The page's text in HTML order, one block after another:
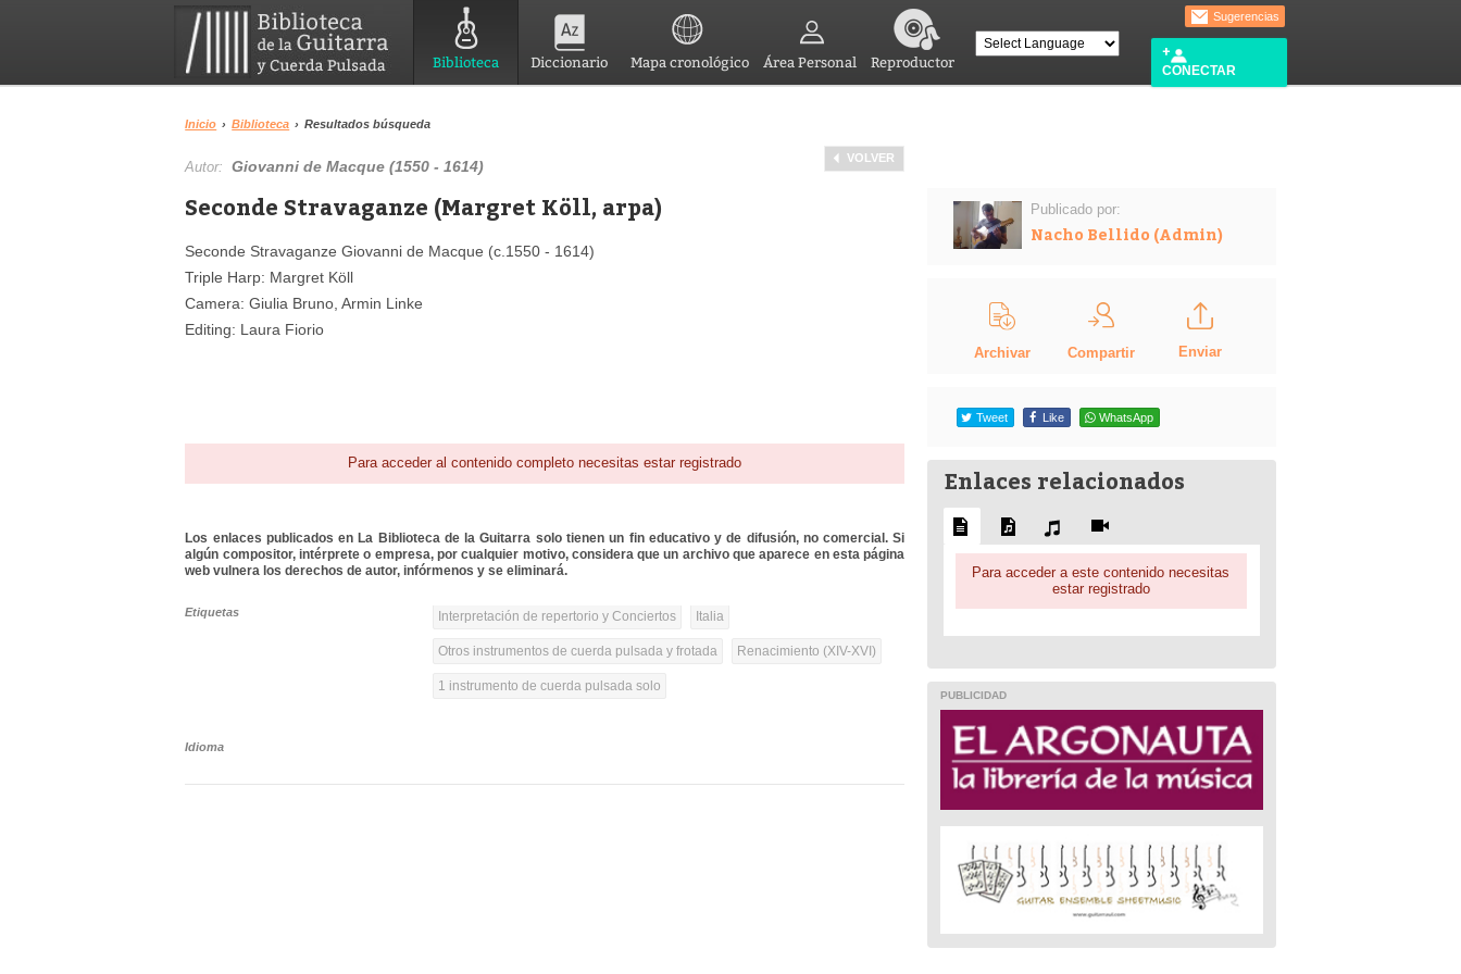
Biblioteca Diccionario Mapa cronológico Área Personal Reproductor
Sugerencias
CONECTAR
Inicio › Biblioteca › Resultados búsqueda
VOLVER
Autor:Giovanni de Macque (1550 - 1614)
Seconde Stravaganze (Margret Köll, arpa)
Seconde Stravaganze Giovanni de Macque (c.1550 - 1614)
Triple Harp: Margret Köll
Camera: Giulia Bruno, Armin Linke
Editing: Laura Fiorio
Para acceder al contenido completo necesitas estar registrado
Los enlaces publicados en La Biblioteca de la Guitarra solo tienen un fin educativo y de difusión, no comercial. Si
algún compositor, intérprete o empresa, por cualquier motivo, considera que un archivo que aparece en esta página
web vulnera los derechos de autor, infórmenos y se eliminará.
Etiquetas Interpretación de repertorio y Conciertos Italia
Otros instrumentos de cuerda pulsada y frotada Renacimiento (XIV-XVI)
1 instrumento de cuerda pulsada solo
Idioma
Publicado por:
Nacho Bellido (Admin)
Archivar Compartir Enviar
Tweet Like WhatsApp
Enlaces relacionados
Para acceder a este contenido necesitas
estar registrado
PUBLICIDAD